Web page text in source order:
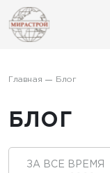
Главная Блог
БЛОГ
ЗА ВСЕ ВРЕМЯ